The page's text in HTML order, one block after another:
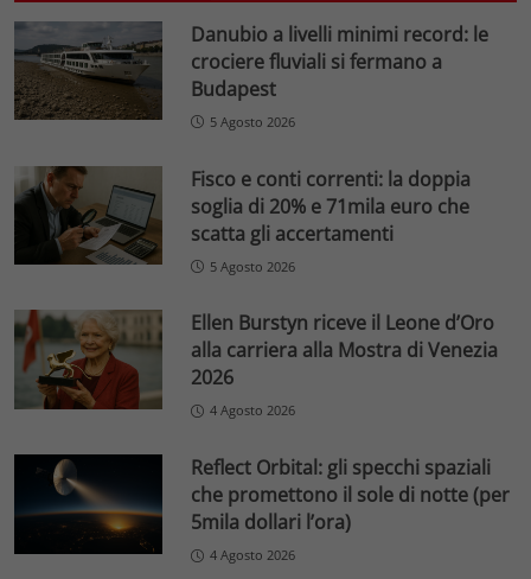
Danubio a livelli minimi record: le
crociere fluviali si fermano a
Budapest
5 Agosto 2026
Fisco e conti correnti: la doppia
soglia di 20% e 71mila euro che
scatta gli accertamenti
5 Agosto 2026
Ellen Burstyn riceve il Leone d’Oro
alla carriera alla Mostra di Venezia
2026
4 Agosto 2026
Reflect Orbital: gli specchi spaziali
che promettono il sole di notte (per
5mila dollari l’ora)
4 Agosto 2026